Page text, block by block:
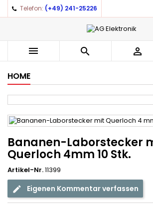
Telefon: (+49) 241-25226
  
HOME
Bananen-Laborstecker
Querloch 4mm 10 Stk.
Artikel-Nr.11399
Eigenen Kommentar verfassen
Auf meine Wunschliste
add_circle_outline
((title))
((label))
((cancelText))
Anmelden
You need to be logged in to save
wishlist.
((cancelText))